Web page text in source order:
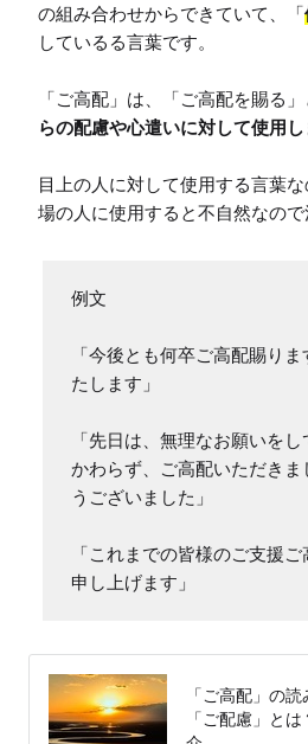
の組み合わせからできていて、「
しているる言葉です。
「ご高配」は、「ご高配を賜る」
らの配慮や心遣いに対して使用し
目上の人に対して使用する言葉
場の人に使用すると不自然なので
例文
「今後とも何卒ご高配賜り
たします」
「先日は、無理なお願いを
かわらず、ご高配いただきま
うございました」
「これまでの皆様のご支援
申し上げます」
「ご高配」の
「ご配慮」と